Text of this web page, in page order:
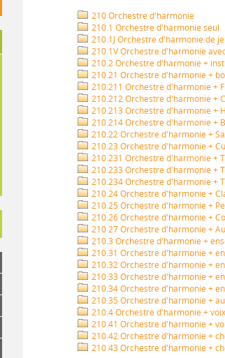
210 Orchestre d'harmonie
210.1 Orchestre d'harmonie seul
210.1J Orchestre d'harmonie de
210.1V Orchestre d'harmonie
210.2 Orchestre d'harmonie +
210.21 Orchestre d'harmonie +
210.211 Orchestre d'harmonie +
210.212 Orchestre d'harmonie +
210.213 Orchestre d'harmonie +
210.214 Orchestre d'harmonie +
210.22 Orchestre d'harmonie +
210.23 Orchestre d'harmonie +
210.231 Orchestre d'harmonie +
210.233 Orchestre d'harmonie +
210.234 Orchestre d'harmonie +
210.24 Orchestre d'harmonie +
210.25 Orchestre d'harmonie +
210.26 Orchestre d'harmonie +
210.27 Orchestre d'harmonie +
210.3 Orchestre d'harmonie +
210.31 Orchestre d'harmonie +
210.32 Orchestre d'harmonie +
210.33 Orchestre d'harmonie +
210.34 Orchestre d'harmonie +
210.35 Orchestre d'harmonie +
210.4 Orchestre d'harmonie +
210.41 Orchestre d'harmonie +
210.42 Orchestre d'harmonie +
210.43 Orchestre d'harmonie +